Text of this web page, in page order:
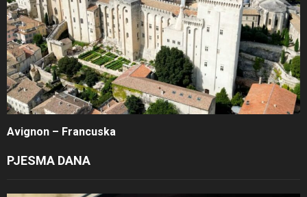
Avignon – Francuska
PJESMA DANA